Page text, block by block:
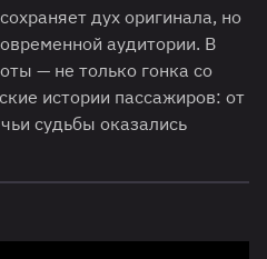
дух оригинала, но
аудитории. В
— не только гонка со
истории пассажиров: от
судьбы оказались